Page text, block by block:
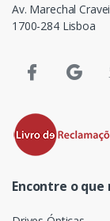
Av. Marechal
1700-284 Lisboa
Encontre o que